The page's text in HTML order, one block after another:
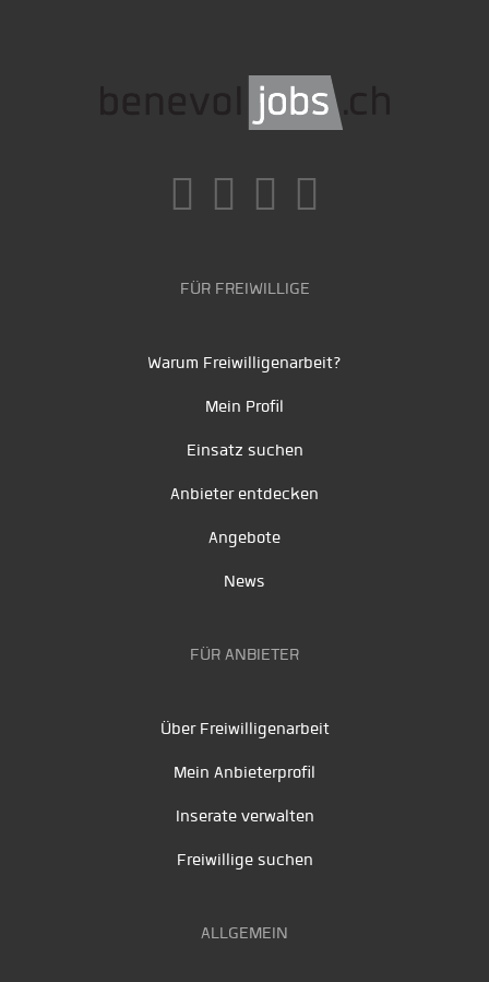
FÜR FREIWILLIGE
Warum Freiwilligenarbeit?
Mein Profil
Einsatz suchen
Anbieter entdecken
Angebote
News
FÜR ANBIETER
Über Freiwilligenarbeit
Mein Anbieterprofil
Inserate verwalten
Freiwillige suchen
ALLGEMEIN